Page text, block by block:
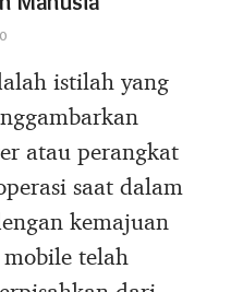
0
istilah yang
atau perangkat
saat dalam
kemajuan
telah